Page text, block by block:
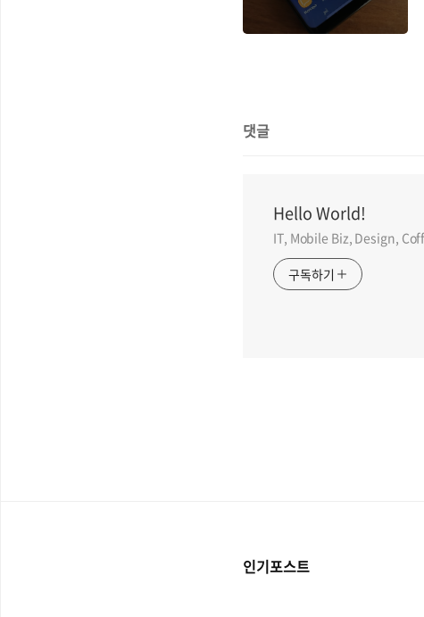
댓글
Hello World!
IT, Mobile Biz, Design,
구독하기
인기포스트